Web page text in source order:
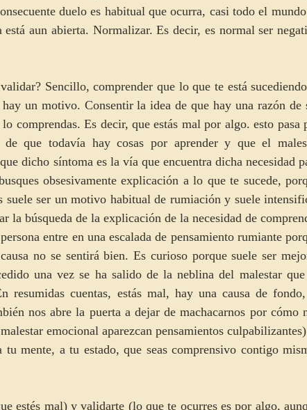
duelo es habitual que ocurra, casi todo el
aun abierta. Normalizar. Es decir, es normal ser
Sencillo, comprender que lo que te está
un motivo. Consentir la idea de que hay una razón de
comprendas. Es decir, que estás mal por algo. esto pasa
que todavía hay cosas por aprender y que el
dicho síntoma es la vía que encuentra dicha necesidad
obsesivamente explicación a lo que te sucede,
suele ser un motivo habitual de rumiación y suele
la búsqueda de la explicación de la necesidad de
entre en una escalada de pensamiento rumiante
no se sentirá bien. Es curioso porque suele ser
una vez se ha salido de la neblina del malestar que
resumidas cuentas, estás mal, hay una causa de
nos abre la puerta a dejar de machacarnos por cómo
emocional aparezcan pensamientos
mente, a tu estado, que seas comprensivo contigo
estés mal) y validarte (lo que te ocurres es por algo,